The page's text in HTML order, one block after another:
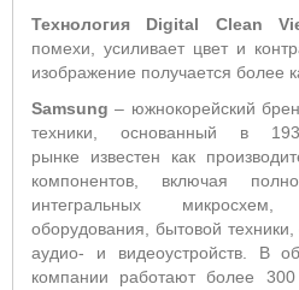
Технология Digital Clean
помехи, усиливает цвет и
изображение получается более
Samsung – южнокорейский
техники, основанный в
рынке известен как
компонентов, включая
интегральных микросхем,
оборудования, бытовой
аудио- и видеоустройств. В
компании работают более